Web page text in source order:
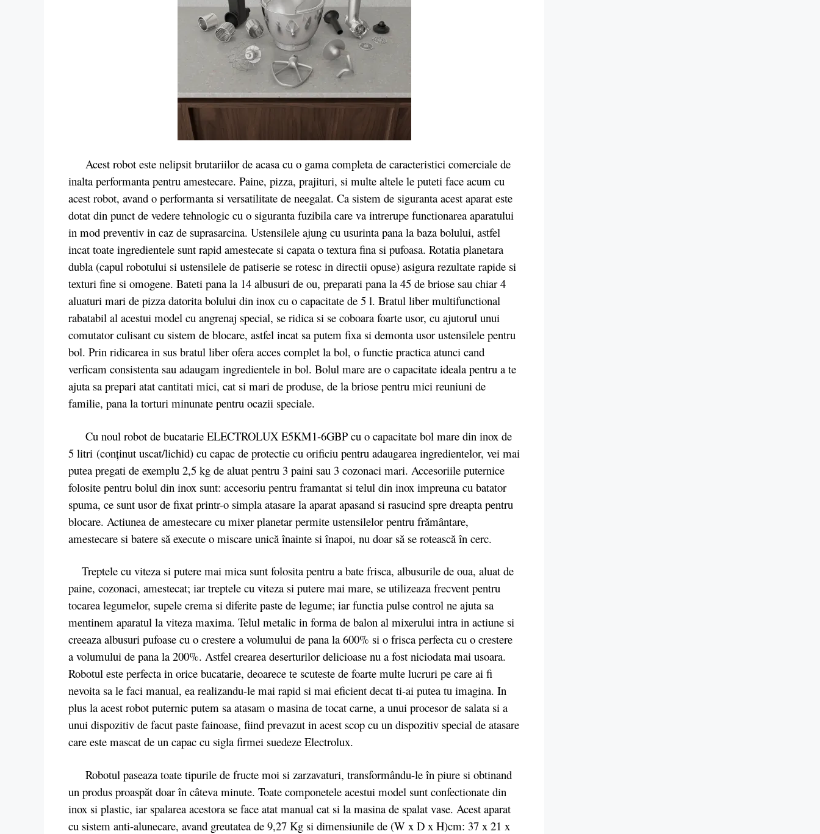
Acest robot este nelipsit brutariilor de acasa cu o gama completa de caracteristici comerciale de
inalta performanta pentru amestecare. Paine, pizza, prajituri, si multe altele le puteti face acum cu
acest robot, avand o performanta si versatilitate de neegalat. Ca sistem de siguranta acest aparat este
dotat din punct de vedere tehnologic cu o siguranta fuzibila care va intrerupe functionarea aparatului
in mod preventiv in caz de suprasarcina. Ustensilele ajung cu usurinta pana la baza bolului, astfel
incat toate ingredientele sunt rapid amestecate si capata o textura fina si pufoasa. Rotatia planetara
dubla (capul robotului si ustensilele de patiserie se rotesc in directii opuse) asigura rezultate rapide si
texturi fine si omogene. Bateti pana la 14 albusuri de ou, preparati pana la 45 de briose sau chiar 4
aluaturi mari de pizza datorita bolului din inox cu o capacitate de 5 l. Bratul liber multifunctional
rabatabil al acestui model cu angrenaj special, se ridica si se coboara foarte usor, cu ajutorul unui
comutator culisant cu sistem de blocare, astfel incat sa putem fixa si demonta usor ustensilele pentru
bol. Prin ridicarea in sus bratul liber ofera acces complet la bol, o functie practica atunci cand
verficam consistenta sau adaugam ingredientele in bol. Bolul mare are o capacitate ideala pentru a te
ajuta sa prepari atat cantitati mici, cat si mari de produse, de la briose pentru mici reuniuni de
familie, pana la torturi minunate pentru ocazii speciale.
Cu noul robot de bucatarie ELECTROLUX E5KM1-6GBP cu o capacitate bol mare din inox de
5 litri (conţinut uscat/lichid) cu capac de protectie cu orificiu pentru adaugarea ingredientelor, vei mai
putea pregati de exemplu 2,5 kg de aluat pentru 3 paini sau 3 cozonaci mari. Accesoriile puternice
folosite pentru bolul din inox sunt: accesoriu pentru framantat si telul din inox impreuna cu batator
spuma, ce sunt usor de fixat printr-o simpla atasare la aparat apasand si rasucind spre dreapta pentru
blocare. Actiunea de amestecare cu mixer planetar permite ustensilelor pentru frământare,
amestecare si batere să execute o miscare unică înainte si înapoi, nu doar să se rotească în cerc.
Treptele cu viteza si putere mai mica sunt folosita pentru a bate frisca, albusurile de oua, aluat de
paine, cozonaci, amestecat; iar treptele cu viteza si putere mai mare, se utilizeaza frecvent pentru
tocarea legumelor, supele crema si diferite paste de legume; iar functia pulse control ne ajuta sa
mentinem aparatul la viteza maxima. Telul metalic in forma de balon al mixerului intra in actiune si
creeaza albusuri pufoase cu o crestere a volumului de pana la 600% si o frisca perfecta cu o crestere
a volumului de pana la 200%. Astfel crearea deserturilor delicioase nu a fost niciodata mai usoara.
Robotul este perfecta in orice bucatarie, deoarece te scuteste de foarte multe lucruri pe care ai fi
nevoita sa le faci manual, ea realizandu-le mai rapid si mai eficient decat ti-ai putea tu imagina. In
plus la acest robot puternic putem sa atasam o masina de tocat carne, a unui procesor de salata si a
unui dispozitiv de facut paste fainoase, fiind prevazut in acest scop cu un dispozitiv special de atasare
care este mascat de un capac cu sigla firmei suedeze Electrolux.
Robotul paseaza toate tipurile de fructe moi si zarzavaturi, transformându-le în piure si obtinand
un produs proaspăt doar în câteva minute. Toate componetele acestui model sunt confectionate din
inox si plastic, iar spalarea acestora se face atat manual cat si la masina de spalat vase. Acest aparat
cu sistem anti-alunecare, avand greutatea de 9,27 Kg si dimensiunile de (W x D x H)cm: 37 x 21 x